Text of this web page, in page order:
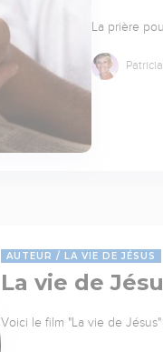
La prière
AUTEUR LA VIE DE JÉSUS
La vie de
Voici le film "La vie de